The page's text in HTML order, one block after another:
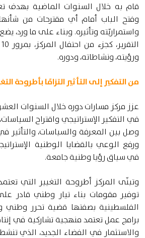
قام به خلال السنوات الماضية بهدف
وفتح الباب أمام أي مقترحات من
واستمراريّته وتأثيره. وبناء على ما ورد،
ورؤيته، ونشاطاته، ودوره.
من التفكير إلى التأثير التزامًا بأطروحة
عزز مركز مسارات دوره خلال السنوات
في التفكير الإستراتيجي واقتراح
وصل بين المعرفة والسياسات، والتأثير
ورفع الوعي بالقضايا الوطنية
في سياق رؤيا وطنية جامعة.
وتبنّى المركز أطروحة التغيير التي
توفير مقومات بناء تيار وطني قادر
الفلسطينية بصفتها قضية تحرر وطني
برامج عمل تعتمد منهجية تشاركية في
والاستثمار في الفضاء الجديد، الذي